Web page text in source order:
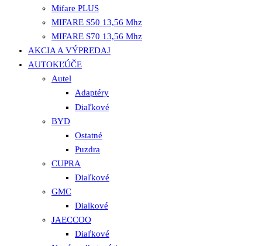
Mifare PLUS
MIFARE S50 13,56 Mhz
MIFARE S70 13,56 Mhz
AKCIA A VÝPREDAJ
AUTOKĽÚČE
Autel
Adaptéry
Diaľkové
BYD
Ostatné
Puzdra
CUPRA
Diaľkové
GMC
Dialkové
JAECCOO
Diaľkové